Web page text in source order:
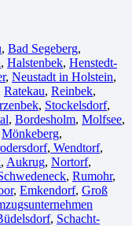
, Bad Segeberg,
, Halstenbek, Henstedt-
, Neustadt in Holstein,
Ratekau, Reinbek,
, Stockelsdorf,
, Bordesholm, Molfsee,
Mönkeberg,
, Wendtorf,
, Aukrug, Nortorf,
, Rumohr,
, Emkendorf, Groß
, Schacht-